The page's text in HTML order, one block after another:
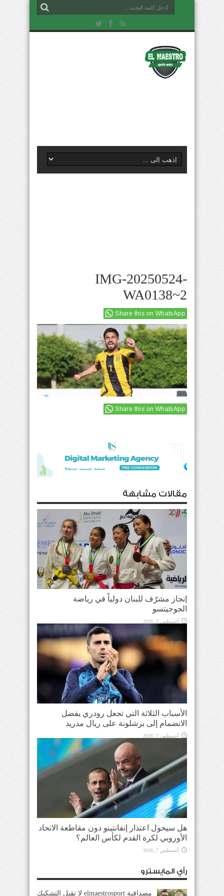
IMG-20250524-
WA0138~2
Share this on WhatsApp
Share this on WhatsApp
مقالات مشابهة
إنجاز مشرّف للبنان دولياً في رياضة
الجوجيتسو
أغسطس 7, 2026
الأسباب الثلاثة التي تجعل رودري يفضل
الانضمام إلى برشلونة على ريال مدريد
أغسطس 7, 2026
هل سيحول اعتذار إنفانتينو دون مقاطعة الاتحاد
الأوروبي لكرة القدم لكأس العالم؟
أغسطس 7, 2026
رأي المايسترو
مصداقية elmaestrosport لا تقبل التشكيك